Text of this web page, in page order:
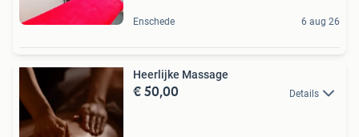
Enschede 6 aug 26
Heerlijke Massage
€ 50,00 Details